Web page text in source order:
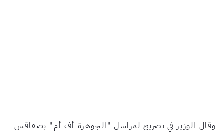
وقال الوزير في تصريح لمراسل "الجوهرة أف أم" بصفاقس